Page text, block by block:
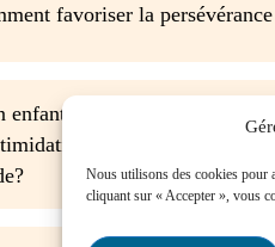
Nous utilisons des cookies pour
cliquant sur « Accepter », vous
favoriser la
enfant est impliqué dans une
à l’école, où puis-je